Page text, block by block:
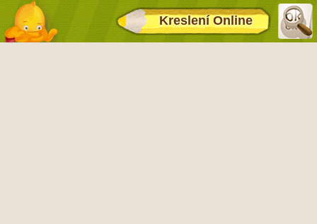
Kreslení Online